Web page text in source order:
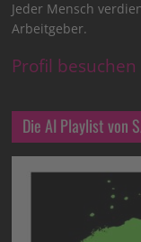
Jeder Mensch
Arbeitgeber.
Profil besuchen
Die AI Playlist von